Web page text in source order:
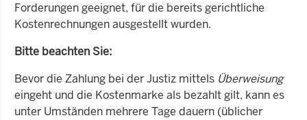
Forderungen geeignet, für die bereits gerichtliche
Kostenrechnungen ausgestellt wurden.
Bitte beachten Sie:
Bevor die Zahlung bei der Justiz mittels Überweisung
eingeht und die Kostenmarke als bezahlt gilt, kann es
unter Umständen mehrere Tage dauern (üblicher